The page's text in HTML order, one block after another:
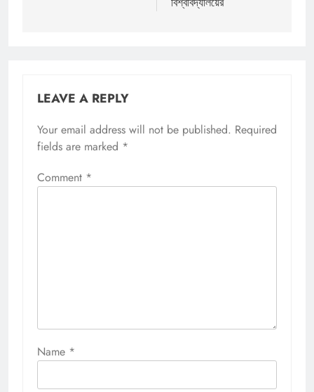
LEAVE A REPLY
Your email address will not be published. Required
fields are marked *
Comment *
Name *